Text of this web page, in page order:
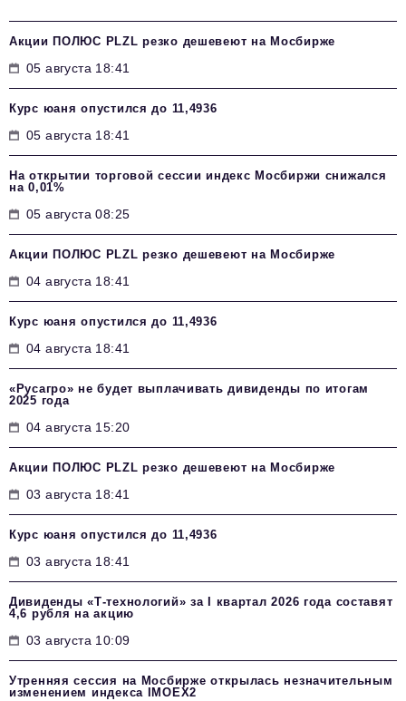
Акции ПОЛЮС PLZL резко дешевеют на Мосбирже
05 августа 18:41
Курс юаня опустился до 11,4936
05 августа 18:41
На открытии торговой сессии индекс Мосбиржи снижался
на 0,01%
05 августа 08:25
Акции ПОЛЮС PLZL резко дешевеют на Мосбирже
04 августа 18:41
Курс юаня опустился до 11,4936
04 августа 18:41
«Русагро» не будет выплачивать дивиденды по итогам
2025 года
04 августа 15:20
Акции ПОЛЮС PLZL резко дешевеют на Мосбирже
03 августа 18:41
Курс юаня опустился до 11,4936
03 августа 18:41
Дивиденды «Т-технологий» за I квартал 2026 года составят
4,6 рубля на акцию
03 августа 10:09
Утренняя сессия на Мосбирже открылась незначительным
изменением индекса IMOEX2